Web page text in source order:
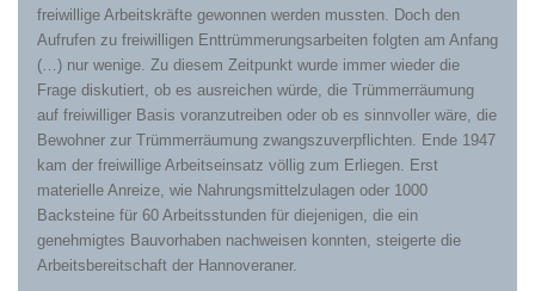
freiwillige Arbeitskräfte gewonnen werden mussten. Doch den
Aufrufen zu freiwilligen Enttrümmerungsarbeiten folgten am Anfang
(…) nur wenige. Zu diesem Zeitpunkt wurde immer wieder die
Frage diskutiert, ob es ausreichen würde, die Trümmerräumung
auf freiwilliger Basis voranzutreiben oder ob es sinnvoller wäre, die
Bewohner zur Trümmerräumung zwangszuverpflichten. Ende 1947
kam der freiwillige Arbeitseinsatz völlig zum Erliegen. Erst
materielle Anreize, wie Nahrungsmittelzulagen oder 1000
Backsteine für 60 Arbeitsstunden für diejenigen, die ein
genehmigtes Bauvorhaben nachweisen konnten, steigerte die
Arbeitsbereitschaft der Hannoveraner.